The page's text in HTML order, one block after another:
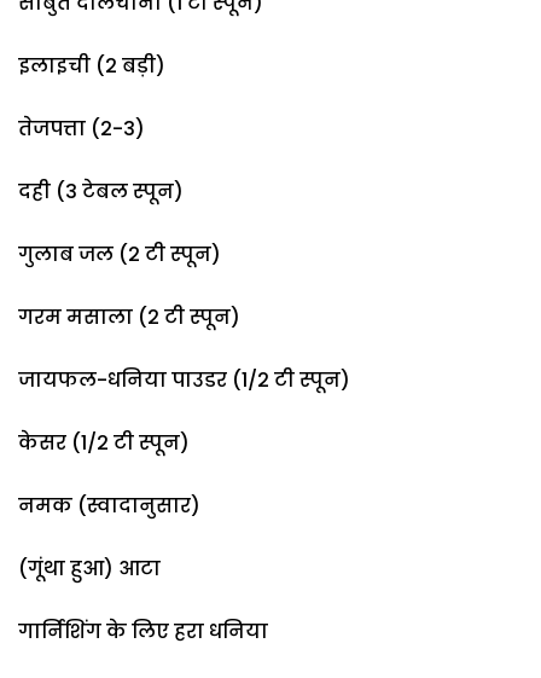
इलाइची (2 बड़ी)
तेजपत्ता (2-3)
दही (3 टेबल स्पून)
गुलाब जल (2 टी स्पून)
गरम मसाला (2 टी स्पून)
जायफल-धनिया पाउडर (1/2 टी स्पून)
केसर (1/2 टी स्पून)
नमक (स्वादानुसार)
(गूंथा हुआ) आटा
गार्निशिंग के लिए हरा धनिया